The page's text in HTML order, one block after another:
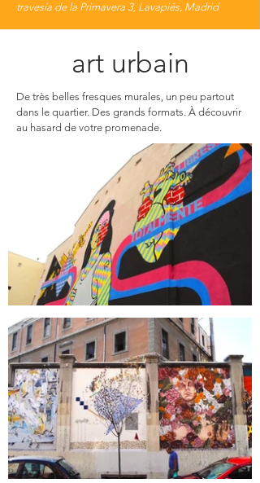
travesía de la Primavera 3, Lavapiés, Madrid
art urbain
De très belles fresques murales, un peu partout
dans le quartier. Des grands formats. À découvrir
au hasard de votre promenade.